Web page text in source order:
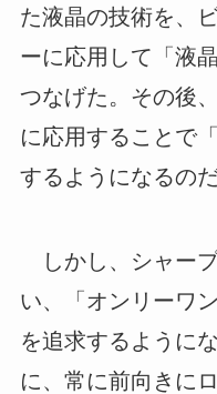
た液晶の技術を、
ーに応用して「液
つなげた。その後
に応用することで
するようになるのだ
しかし、シャー
い、「オンリーワ
を追求するように
に、常に前向きに